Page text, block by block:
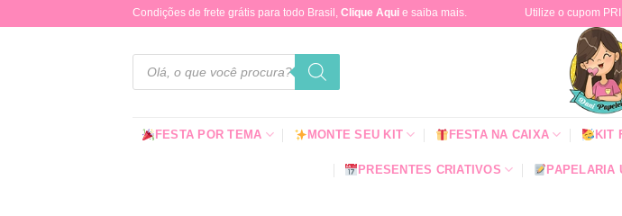
Condições de frete grátis para todo Brasil, Clique Aqui e saiba mais. Utilize o cupom
Pesquisar
produtos
FESTA POR TEMA MONTE SEU KIT FESTA NA CAIXA KIT
PRESENTES CRIATIVOS PAPELARIA